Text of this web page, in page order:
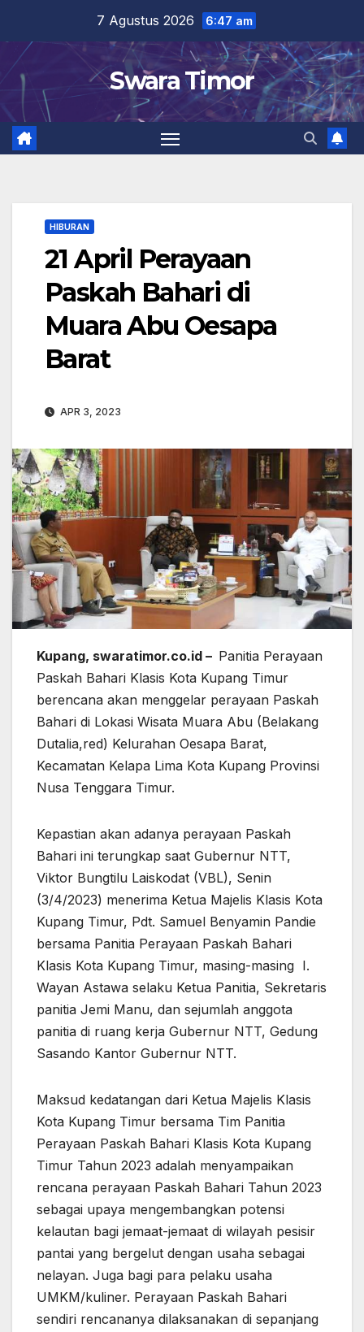
content
7 Agustus 2026 6:47 am
Swara Timor
HIBURAN
21 April Perayaan
Paskah Bahari di
Muara Abu Oesapa
Barat
APR 3, 2023
Kupang, swaratimor.co.id – Panitia Perayaan
Paskah Bahari Klasis Kota Kupang Timur
berencana akan menggelar perayaan Paskah
Bahari di Lokasi Wisata Muara Abu (Belakang
Dutalia,red) Kelurahan Oesapa Barat,
Kecamatan Kelapa Lima Kota Kupang Provinsi
Nusa Tenggara Timur.
Kepastian akan adanya perayaan Paskah
Bahari ini terungkap saat Gubernur NTT,
Viktor Bungtilu Laiskodat (VBL), Senin
(3/4/2023) menerima Ketua Majelis Klasis Kota
Kupang Timur, Pdt. Samuel Benyamin Pandie
bersama Panitia Perayaan Paskah Bahari
Klasis Kota Kupang Timur, masing-masing I.
Wayan Astawa selaku Ketua Panitia, Sekretaris
panitia Jemi Manu, dan sejumlah anggota
panitia di ruang kerja Gubernur NTT, Gedung
Sasando Kantor Gubernur NTT.
Maksud kedatangan dari Ketua Majelis Klasis
Kota Kupang Timur bersama Tim Panitia
Perayaan Paskah Bahari Klasis Kota Kupang
Timur Tahun 2023 adalah menyampaikan
rencana perayaan Paskah Bahari Tahun 2023
sebagai upaya mengembangkan potensi
kelautan bagi jemaat-jemaat di wilayah pesisir
pantai yang bergelut dengan usaha sebagai
nelayan. Juga bagi para pelaku usaha
UMKM/kuliner. Perayaan Paskah Bahari
sendiri rencananya dilaksanakan di sepanjang